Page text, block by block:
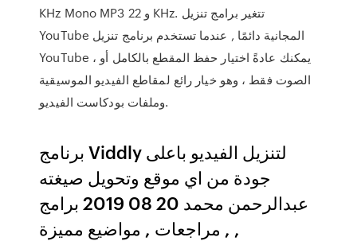
KHz Mono MP3 و 22 KHz. تتغير برامج تنزيل
YouTube المجانية دائمًا , عندما تستخدم برنامج تنزيل
YouTube ، يمكنك عادةً اختيار حفظ المقطع بالكامل أو
الصوت فقط ، وهو خيار رائع لمقاطع الفيديو الموسيقية
وملفات بودكاست الفيديو.
برنامج Viddly لتنزيل الفيديو باعلى
جودة من اي موقع وتحويل صيغته
عبدالرحمن محمد 20 08 2019 برامج
, مراجعات , مواضيع مميزة ,